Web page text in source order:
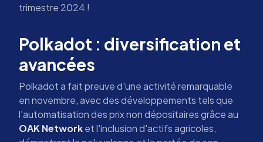
trimestre 2024 !
Polkadot : diversification et
avancées
Polkadot a fait preuve d'une activité remarquable
en novembre, avec des développements tels que
l'automatisation des prix non dépositaires grâce au
OAK Networket l'inclusion d'actifs agricoles,